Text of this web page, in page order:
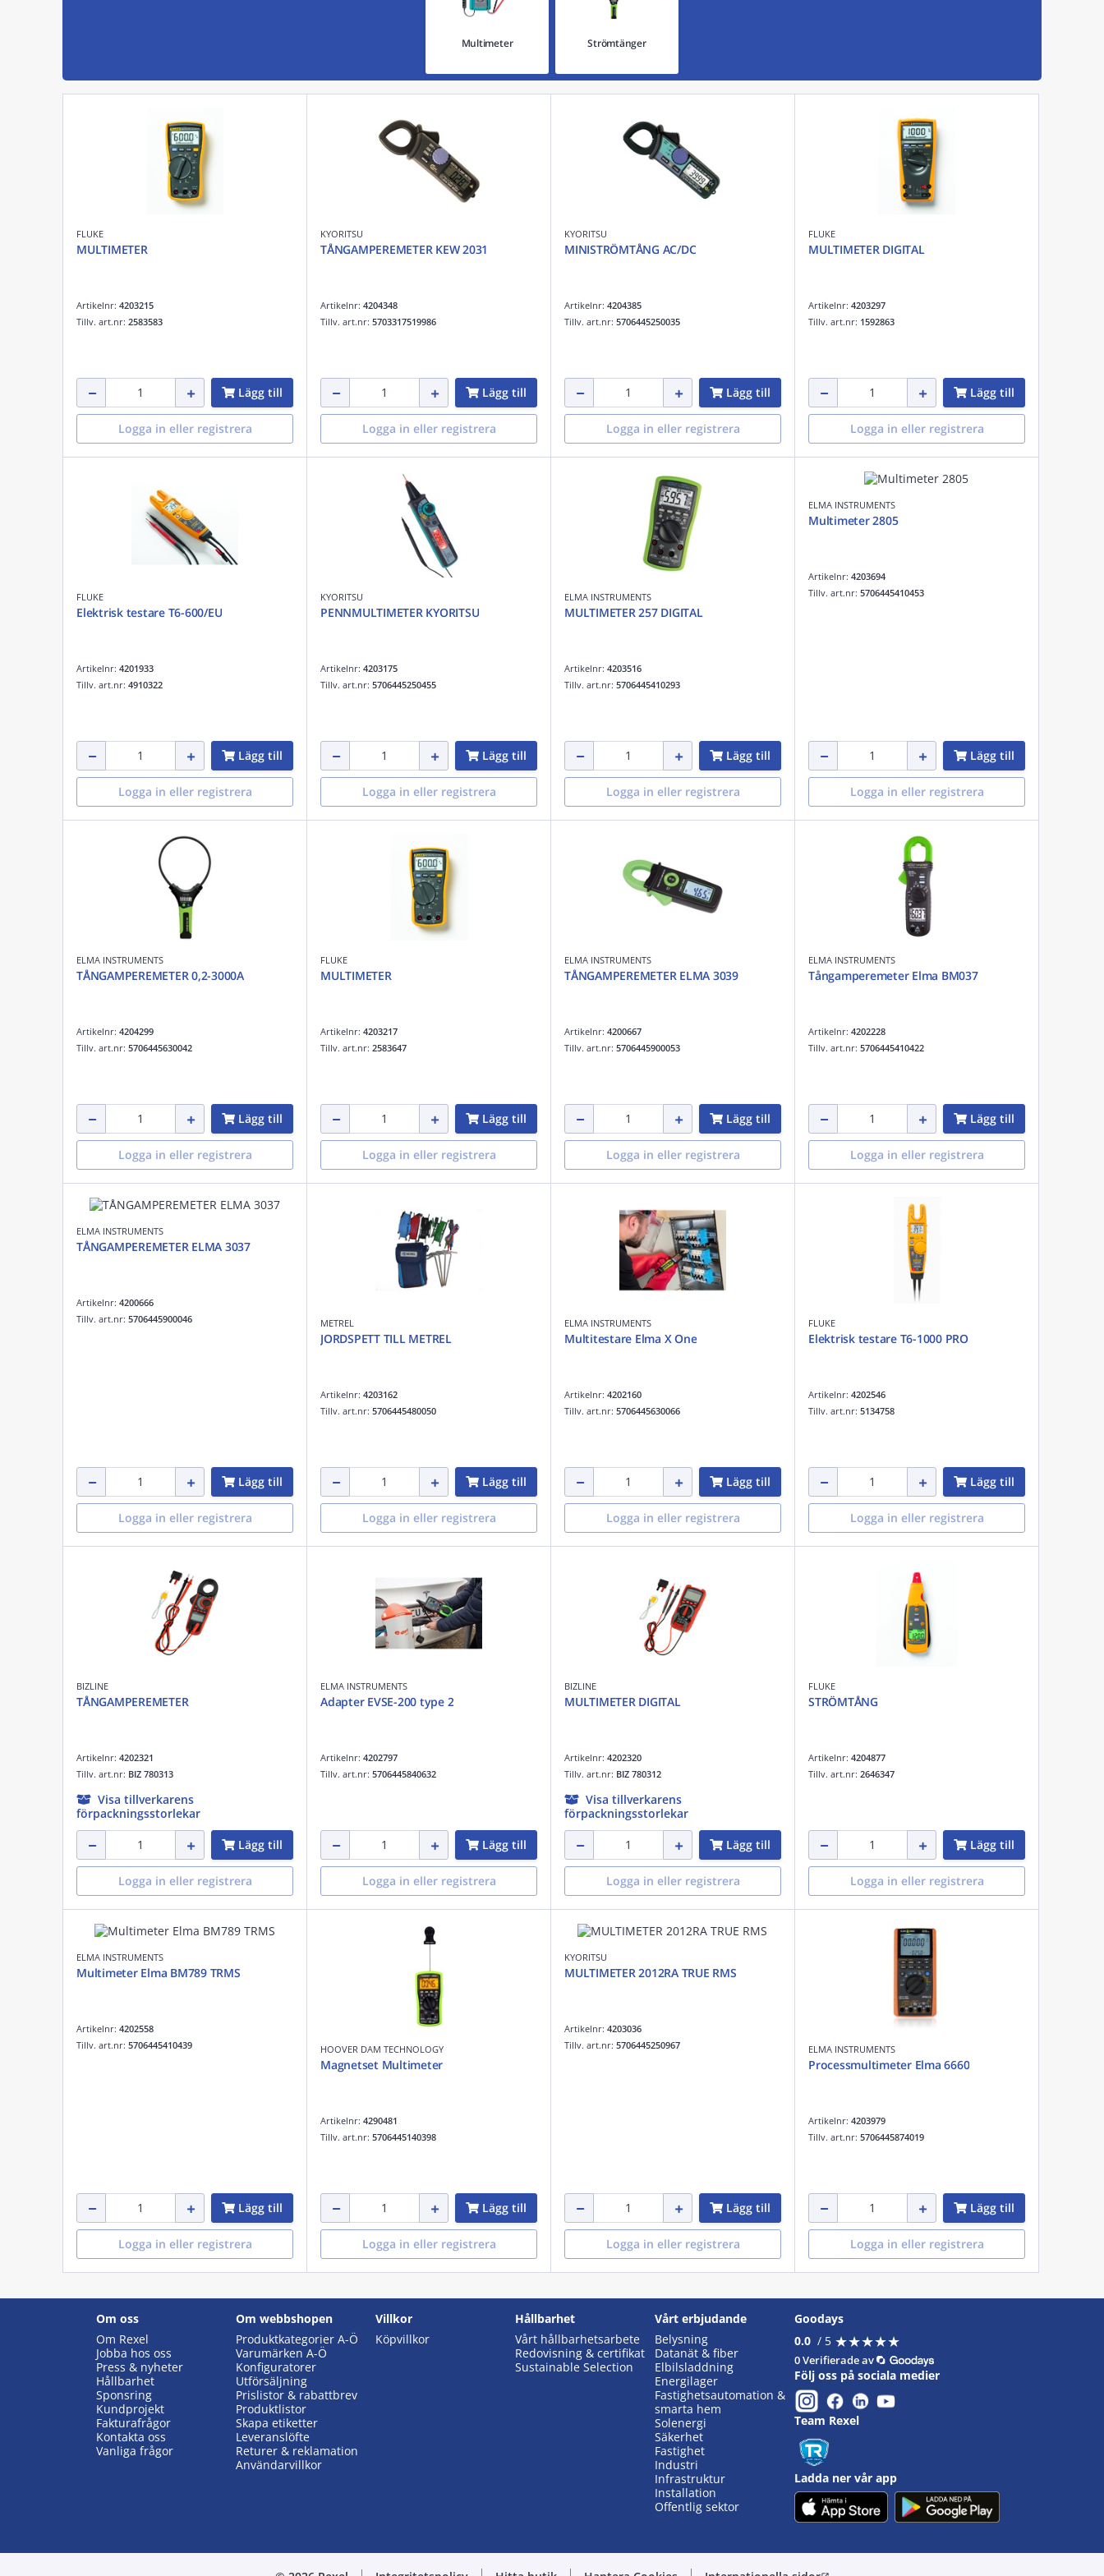
Multimeter Strömtänger
FLUKE
MULTIMETER
Artikelnr: 4203215
Tillv. art.nr: 2583583
Lägg till
Logga in eller registrera
KYORITSU
TÅNGAMPEREMETER KEW 2031
Artikelnr: 4204348
Tillv. art.nr: 5703317519986
Lägg till
Logga in eller registrera
KYORITSU
MINISTRÖMTÅNG AC/DC
Artikelnr: 4204385
Tillv. art.nr: 5706445250035
Lägg till
Logga in eller registrera
FLUKE
MULTIMETER DIGITAL
Artikelnr: 4203297
Tillv. art.nr: 1592863
Lägg till
Logga in eller registrera
FLUKE
Elektrisk testare T6-600/EU
Artikelnr: 4201933
Tillv. art.nr: 4910322
Lägg till
Logga in eller registrera
KYORITSU
PENNMULTIMETER KYORITSU
Artikelnr: 4203175
Tillv. art.nr: 5706445250455
Lägg till
Logga in eller registrera
ELMA INSTRUMENTS
MULTIMETER 257 DIGITAL
Artikelnr: 4203516
Tillv. art.nr: 5706445410293
Lägg till
Logga in eller registrera
ELMA INSTRUMENTS
Multimeter 2805
Artikelnr: 4203694
Tillv. art.nr: 5706445410453
Lägg till
Logga in eller registrera
ELMA INSTRUMENTS
TÅNGAMPEREMETER 0,2-3000A
Artikelnr: 4204299
Tillv. art.nr: 5706445630042
Lägg till
Logga in eller registrera
FLUKE
MULTIMETER
Artikelnr: 4203217
Tillv. art.nr: 2583647
Lägg till
Logga in eller registrera
ELMA INSTRUMENTS
TÅNGAMPEREMETER ELMA 3039
Artikelnr: 4200667
Tillv. art.nr: 5706445900053
Lägg till
Logga in eller registrera
ELMA INSTRUMENTS
Tångamperemeter Elma BM037
Artikelnr: 4202228
Tillv. art.nr: 5706445410422
Lägg till
Logga in eller registrera
ELMA INSTRUMENTS
TÅNGAMPEREMETER ELMA 3037
Artikelnr: 4200666
Tillv. art.nr: 5706445900046
Lägg till
Logga in eller registrera
METREL
JORDSPETT TILL METREL
Artikelnr: 4203162
Tillv. art.nr: 5706445480050
Lägg till
Logga in eller registrera
ELMA INSTRUMENTS
Multitestare Elma X One
Artikelnr: 4202160
Tillv. art.nr: 5706445630066
Lägg till
Logga in eller registrera
FLUKE
Elektrisk testare T6-1000 PRO
Artikelnr: 4202546
Tillv. art.nr: 5134758
Lägg till
Logga in eller registrera
BIZLINE
TÅNGAMPEREMETER
Artikelnr: 4202321
Tillv. art.nr: BIZ 780313
Visa tillverkarens
förpackningsstorlekar
Lägg till
Logga in eller registrera
ELMA INSTRUMENTS
Adapter EVSE-200 type 2
Artikelnr: 4202797
Tillv. art.nr: 5706445840632
Lägg till
Logga in eller registrera
BIZLINE
MULTIMETER DIGITAL
Artikelnr: 4202320
Tillv. art.nr: BIZ 780312
Visa tillverkarens
förpackningsstorlekar
Lägg till
Logga in eller registrera
FLUKE
STRÖMTÅNG
Artikelnr: 4204877
Tillv. art.nr: 2646347
Lägg till
Logga in eller registrera
ELMA INSTRUMENTS
Multimeter Elma BM789 TRMS
Artikelnr: 4202558
Tillv. art.nr: 5706445410439
Lägg till
Logga in eller registrera
HOOVER DAM TECHNOLOGY
Magnetset Multimeter
Artikelnr: 4290481
Tillv. art.nr: 5706445140398
Lägg till
Logga in eller registrera
KYORITSU
MULTIMETER 2012RA TRUE RMS
Artikelnr: 4203036
Tillv. art.nr: 5706445250967
Lägg till
Logga in eller registrera
ELMA INSTRUMENTS
Processmultimeter Elma 6660
Artikelnr: 4203979
Tillv. art.nr: 5706445874019
Lägg till
Logga in eller registrera
Om oss
Om Rexel
Jobba hos oss
Press & nyheter
Hållbarhet
Sponsring
Kundprojekt
Fakturafrågor
Kontakta oss
Vanliga frågor
Om webbshopen
Produktkategorier A-Ö
Varumärken A-Ö
Konfiguratorer
Utförsäljning
Prislistor & rabattbrev
Produktlistor
Skapa etiketter
Leveranslöfte
Returer & reklamation
Användarvillkor
Villkor
Köpvillkor
Hållbarhet
Vårt hållbarhetsarbete
Redovisning & certifikat
Sustainable Selection
Vårt erbjudande
Belysning
Datanät & fiber
Elbilsladdning
Energilager
Fastighetsautomation &
smarta hem
Solenergi
Säkerhet
Fastighet
Industri
Infrastruktur
Installation
Offentlig sektor
Goodays
0.0 / 5 ★★★★★
★★★★★
0 Verifierade av
Följ oss på sociala medier
Team Rexel
Ladda ner vår app